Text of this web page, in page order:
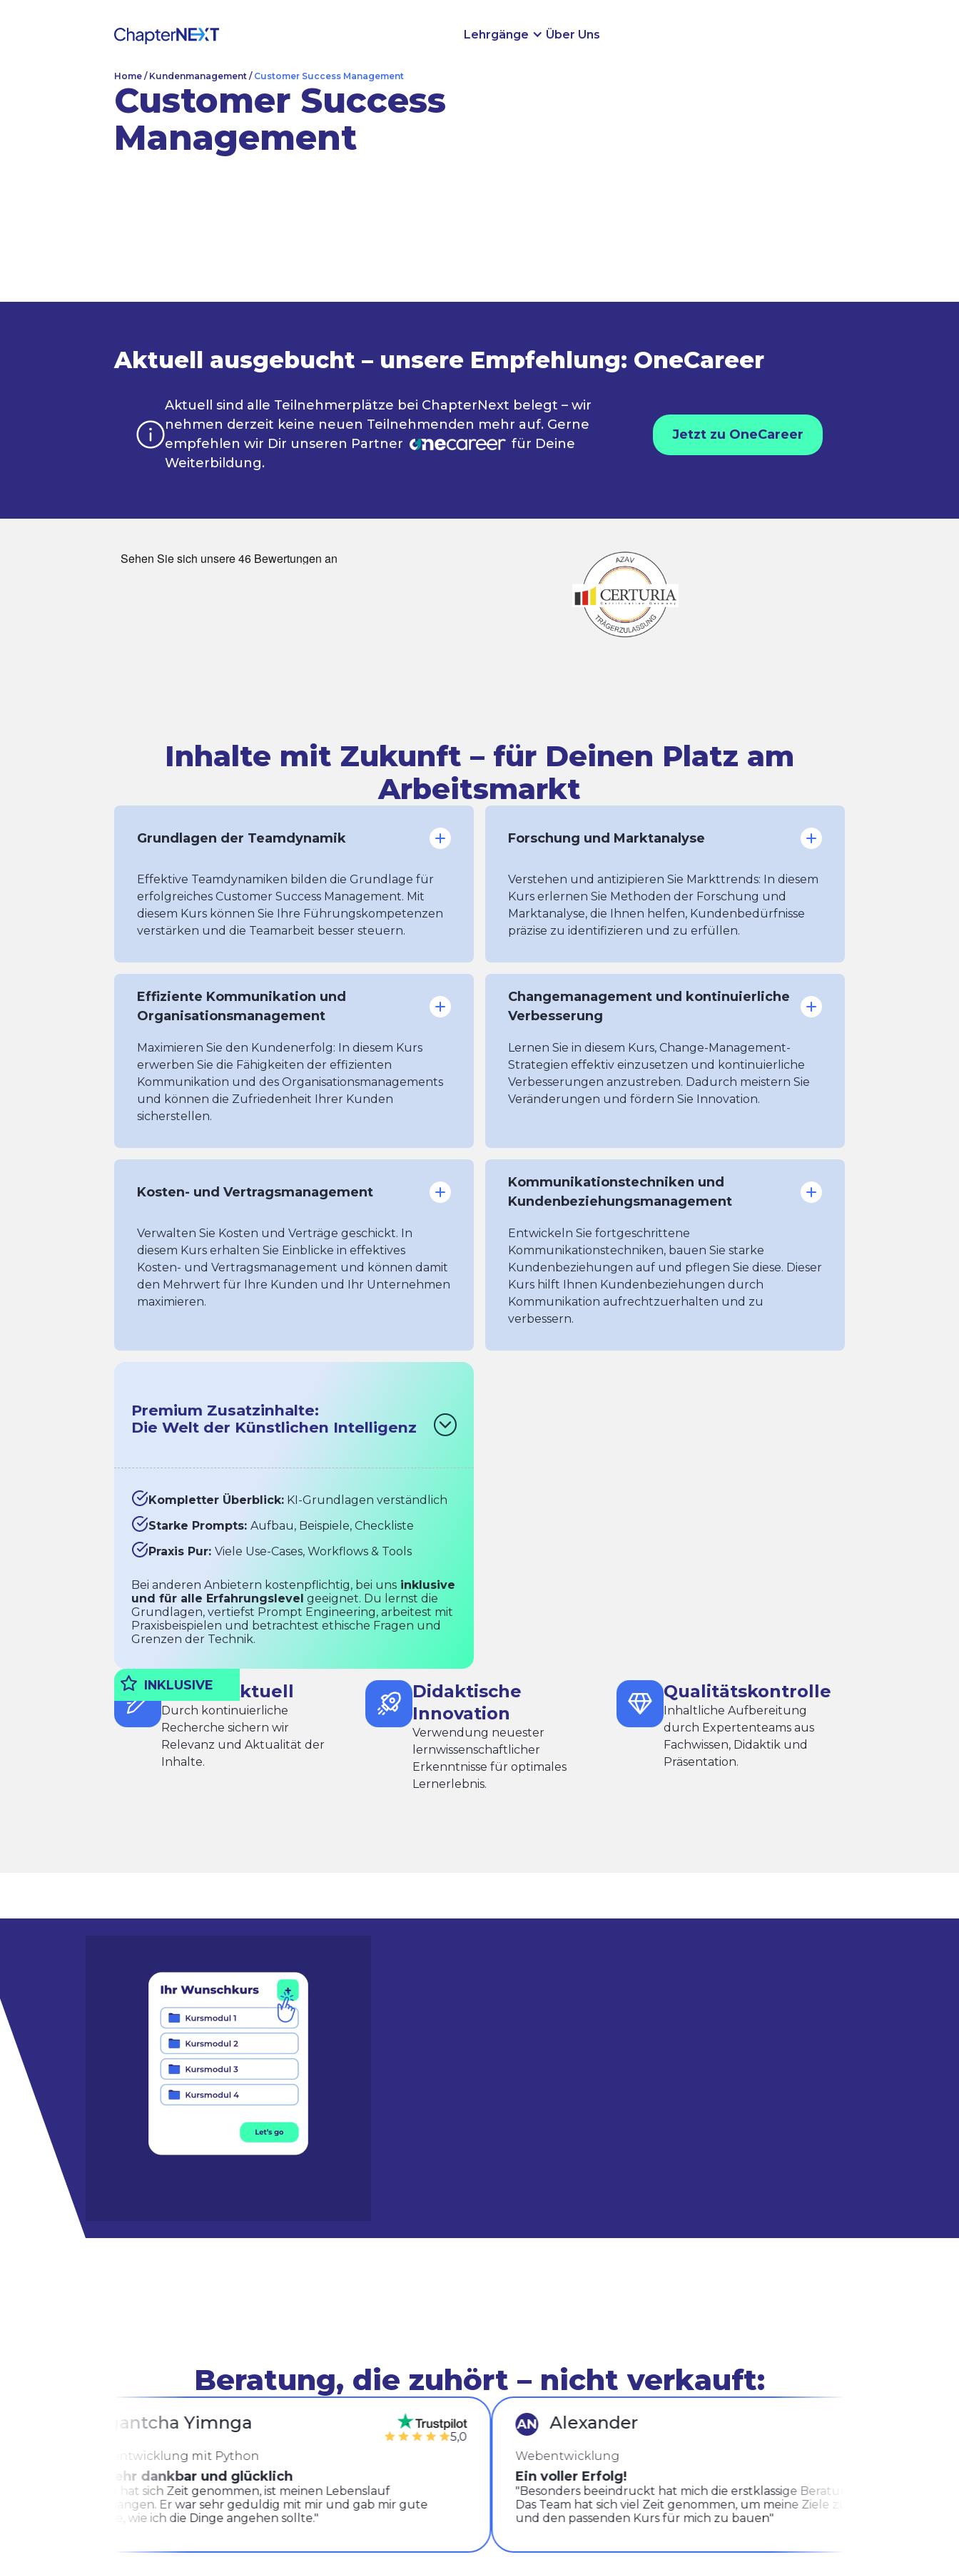
Lehrgänge
KARRIEREBOOSTER
Anwend­ungs­­entwickler­/-in (m/w/d)
Office Manager (m/w/d)
Softwareentwicklung
Über Uns
Home / Kundenmanagement / Customer Success Management
Customer Success
Management
Aktuell ausgebucht – unsere Empfehlung: OneCareer
Aktuell sind alle Teilnehmerplätze bei ChapterNext belegt – wir
nehmen derzeit keine neuen Teilnehmenden mehr auf. Gerne
empfehlen wir Dir unseren Partner
für Deine
Weiterbildung.
Jetzt zu OneCareer
Inhalte mit Zukunft – für Deinen Platz am
Arbeitsmarkt
Grundlagen der Teamdynamik
Effektive Teamdynamiken bilden die Grundlage für
erfolgreiches Customer Success Management. Mit
diesem Kurs können Sie Ihre Führungskompetenzen
verstärken und die Teamarbeit besser steuern.
Forschung und Marktanalyse
Verstehen und antizipieren Sie Markttrends: In diesem
Kurs erlernen Sie Methoden der Forschung und
Marktanalyse, die Ihnen helfen, Kundenbedürfnisse
präzise zu identifizieren und zu erfüllen.
Effiziente Kommunikation und
Organisationsmanagement
Maximieren Sie den Kundenerfolg: In diesem Kurs
erwerben Sie die Fähigkeiten der effizienten
Kommunikation und des Organisationsmanagements
und können die Zufriedenheit Ihrer Kunden
sicherstellen.
Changemanagement und kontinuierliche
Verbesserung
Lernen Sie in diesem Kurs, Change-Management-
Strategien effektiv einzusetzen und kontinuierliche
Verbesserungen anzustreben. Dadurch meistern Sie
Veränderungen und fördern Sie Innovation.
Kosten- und Vertragsmanagement
Verwalten Sie Kosten und Verträge geschickt. In
diesem Kurs erhalten Sie Einblicke in effektives
Kosten- und Vertragsmanagement und können damit
den Mehrwert für Ihre Kunden und Ihr Unternehmen
maximieren.
Kommunikationstechniken und
Kundenbeziehungsmanagement
Entwickeln Sie fortgeschrittene
Kommunikationstechniken, bauen Sie starke
Kundenbeziehungen auf und pflegen Sie diese. Dieser
Kurs hilft Ihnen Kundenbeziehungen durch
Kommunikation aufrechtzuerhalten und zu
verbessern.
Premium Zusatzinhalte:
Die Welt der Künstlichen Intelligenz
Kompletter Überblick: KI-Grundlagen verständlich
Starke Prompts: Aufbau, Beispiele, Checkliste
Praxis Pur: Viele Use-Cases, Workflows & Tools
Bei anderen Anbietern kostenpflichtig, bei uns inklusive
und für alle Erfahrungslevel geeignet. Du lernst die
Grundlagen, vertiefst Prompt Engineering, arbeitest mit
Praxisbeispielen und betrachtest ethische Fragen und
Grenzen der Technik.
INKLUSIVE
Immer Aktuell
Durch kontinuierliche
Recherche sichern wir
Relevanz und Aktualität der
Inhalte.
Didaktische
Innovation
Verwendung neuester
lernwissenschaftlicher
Erkenntnisse für optimales
Lernerlebnis.
Qualitätskontrolle
Inhaltliche Aufbereitung
durch Expertenteams aus
Fachwissen, Didaktik und
Präsentation.
Beratung, die zuhört – nicht verkauft:
Ngantcha Yimnga
5,0
Softwareentwicklung mit Python
Ich bin sehr dankbar und glücklich
"Herr Volk hat sich Zeit genommen, ist meinen Lebenslauf
durchgegangen. Er war sehr geduldig mit mir und gab mir gute
Ratschläge, wie ich die Dinge angehen sollte."
AN Alexander
Webentwicklung
Ein voller Erfolg!
"Besonders beeindruckt hat mich die erstklassige Beratung im Vorfeld.
Das Team hat sich viel Zeit genommen, um meine Ziele zu verstehn
und den passenden Kurs für mich zu bauen"